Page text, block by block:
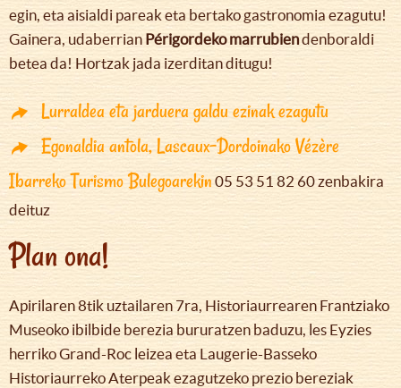
egin, eta aisialdi pareak eta bertako gastronomia ezagutu!
Gainera, udaberrian Périgordeko marrubiendenboraldi
betea da! Hortzak jada izerditan ditugu!
Lurraldea eta jarduera galdu ezinak ezagutu
Egonaldia antola, Lascaux-Dordoinako Vézère
Ibarreko Turismo Bulegoarekin 05 53 51 82 60 zenbakira
deituz
Plan ona!
Apirilaren 8tik uztailaren 7ra, Historiaurrearen Frantziako
Museoko ibilbide berezia bururatzen baduzu, les Eyzies
herriko Grand-Roc leizea eta Laugerie-Basseko
Historiaurreko Aterpeak ezagutzeko prezio bereziak